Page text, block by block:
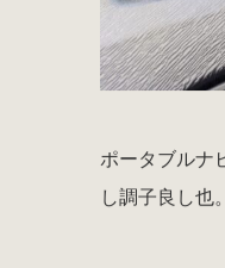
ポータブルナ
し調子良し也。